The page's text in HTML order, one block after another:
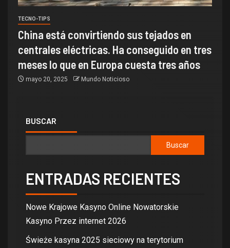
TECNO-TIPS
China está convirtiendo sus tejados en
centrales eléctricas. Ha conseguido en tres
meses lo que en Europa cuesta tres años
mayo 20, 2025 Mundo Noticioso
BUSCAR
Buscar
ENTRADAS RECIENTES
Nowe Krajowe Kasyno Online Nowatorskie
Kasyno Przez internet 2026
Świeże kasyna 2025 sieciowy na terytorium